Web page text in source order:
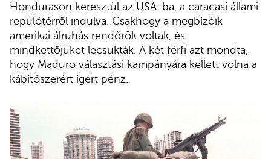
Hondurason keresztül az USA-ba, a caracasi állami
repülőtérről indulva. Csakhogy a megbízóik
amerikai álruhás rendőrök voltak, és
mindkettőjüket lecsukták. A két férfi azt mondta,
hogy Maduro választási kampányára kellett volna a
kábítószerért ígért pénz.